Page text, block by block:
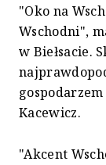
"Oko na
Wschodni",
w Biełsacie.
Kacewicz.
"Akcent